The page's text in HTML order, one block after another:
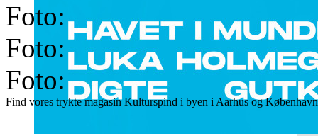
Foto:
Foto:
Foto:
Find vores trykte magasin Kulturspind i byen i Aarhus og København